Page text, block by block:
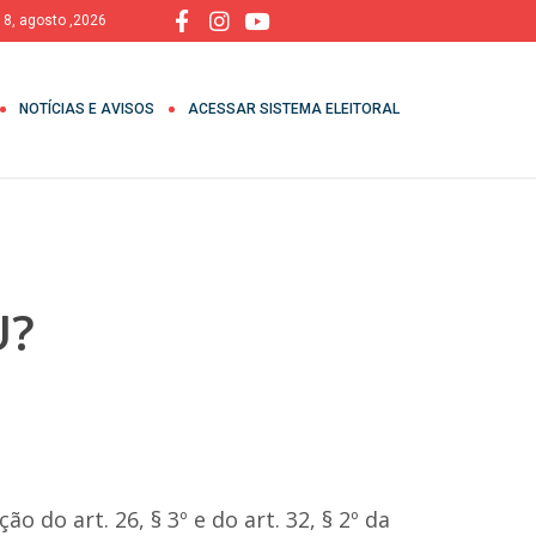
8, agosto ,2026
NOTÍCIAS E AVISOS ACESSAR SISTEMA ELEITORAL
do art. 26, § 3º e do art. 32, § 2º da